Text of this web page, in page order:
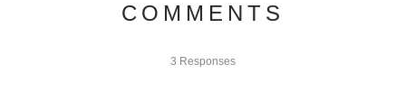
COMMENTS
3 Responses